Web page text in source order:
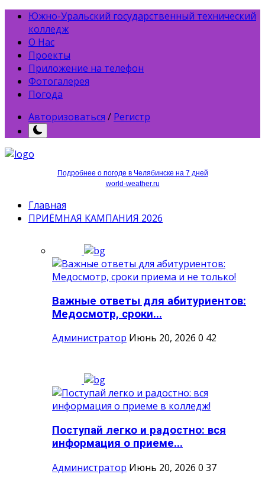
Южно-Уральский государственный технический
колледж
О Нас
Проекты
Приложение на телефон
Фотогалерея
Погода
Авторизоваться / Регистр
Подробнее о погоде в Челябинске на 7 дней
world-weather.ru
Главная
ПРИЁМНАЯ КАМПАНИЯ 2026
Важные ответы для абитуриентов:
Медосмотр, сроки...
Администратор Июнь 20, 2026 0 42
Поступай легко и радостно: вся
информация о приеме...
Администратор Июнь 20, 2026 0 37